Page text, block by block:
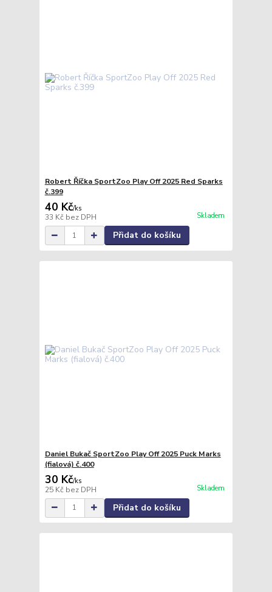
Robert Říčka SportZoo Play Off 2025 Red Sparks
č.399
40 Kč/ks
33 Kč bez DPH Skladem
Přidat do košíku
Daniel Bukač SportZoo Play Off 2025 Puck Marks
(fialová) č.400
30 Kč/ks
25 Kč bez DPH Skladem
Přidat do košíku